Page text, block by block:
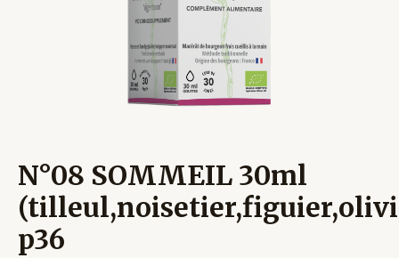
N°08 SOMMEIL 30ml
p36